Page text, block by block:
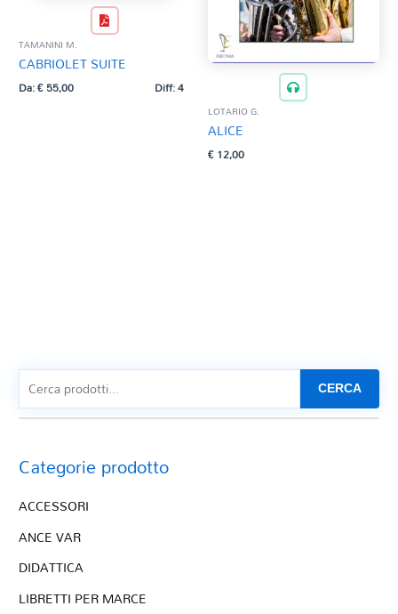
TAMANINI M.
CABRIOLET SUITE
Da:€55,00 Diff: 4
LOTARIO G.
ALICE
€12,00
CERCA
Categorie prodotto
ACCESSORI
ANCE VAR
DIDATTICA
LIBRETTI PER MARCE